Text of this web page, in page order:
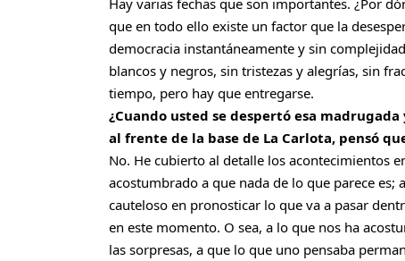
que en todo ello existe un factor que la
democracia instantáneamente y sin
blancos y negros, sin tristezas y alegrías, sin
tiempo, pero hay que entregarse.
¿Cuando usted se despertó esa
al frente de la base de La Carlota, pensó
No. He cubierto al detalle los acontecimientos
acostumbrado a que nada de lo que parece
cauteloso en pronosticar lo que va a pasar
en este momento. O sea, a lo que nos ha
las sorpresas, a que lo que uno pensaba